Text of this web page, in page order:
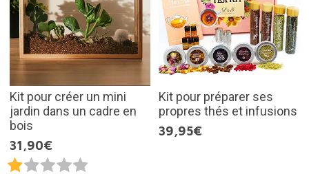
Kit pour créer un mini
jardin dans un cadre en
bois
31,90€
Kit pour préparer ses
propres thés et infusions
39,95€